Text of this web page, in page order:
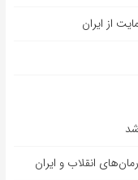
از ایران
انقلاب و ایران